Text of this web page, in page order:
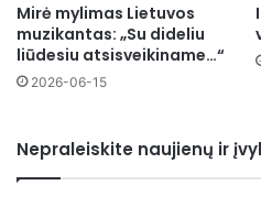
Mirė mylimas Lietuvos
muzikantas: „Su dideliu
liūdesiu atsisveikiname…“
2026-06-15
Nepraleiskite naujienų ir